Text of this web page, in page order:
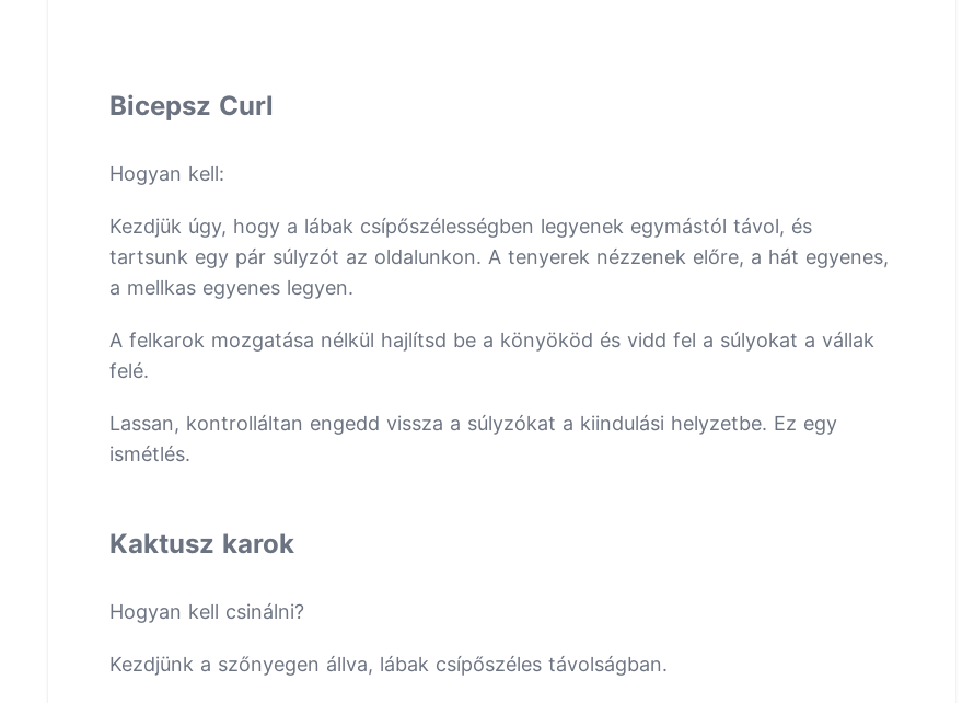
Bicepsz Curl
Hogyan kell:
Kezdjük úgy, hogy a lábak csípőszélességben legyenek egymástól távol, és
tartsunk egy pár súlyzót az oldalunkon. A tenyerek nézzenek előre, a hát egyenes,
a mellkas egyenes legyen.
A felkarok mozgatása nélkül hajlítsd be a könyököd és vidd fel a súlyokat a vállak
felé.
Lassan, kontrolláltan engedd vissza a súlyzókat a kiindulási helyzetbe. Ez egy
ismétlés.
Kaktusz karok
Hogyan kell csinálni?
Kezdjünk a szőnyegen állva, lábak csípőszéles távolságban.